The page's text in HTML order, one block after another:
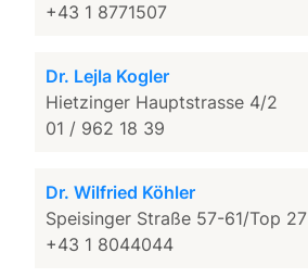
+43 1 8771507
Dr. Lejla Kogler
Hietzinger Hauptstrasse 4/2
01 / 962 18 39
Dr. Wilfried Köhler
Speisinger Straße 57-61/Top 27
+43 1 8044044